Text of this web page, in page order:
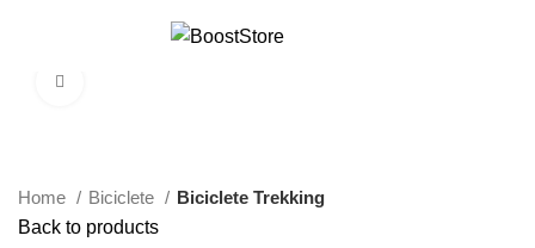
Home Biciclete
Biciclete Trekking
Back to products